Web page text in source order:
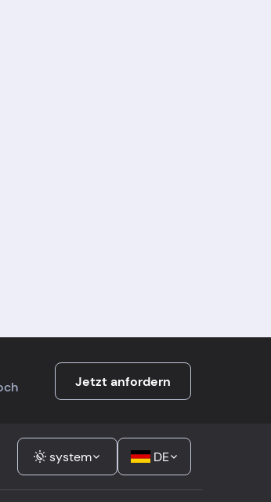
Jetzt anfordern
system DE